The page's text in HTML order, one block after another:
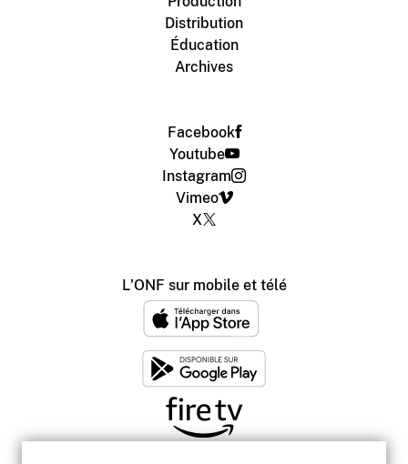
Distribution
Éducation
Archives
Facebook
Youtube
Instagram
Vimeo
X
L'ONF sur mobile et télé